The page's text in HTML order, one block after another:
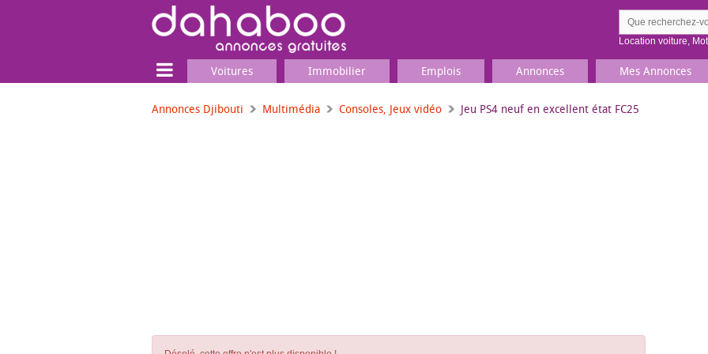
Location voiture,
Voitures Immobilier Emplois Annonces Mes Annonces
Annonces Djibouti Multimédia Consoles, Jeux vidéo Jeu PS4 neuf en excellent état FC25